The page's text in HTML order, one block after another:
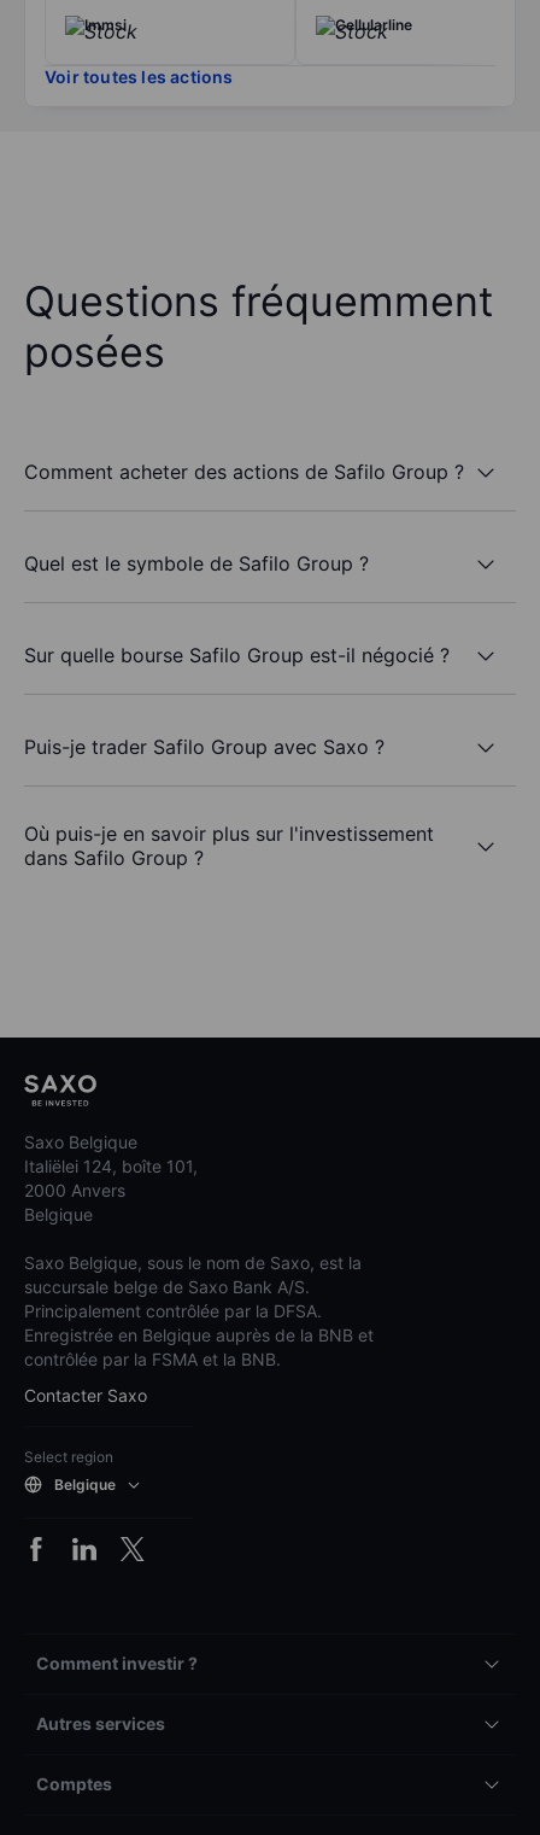
Immsi Cellularline
Voir toutes les actions
Questions fréquemment
posées
Comment acheter des actions de Safilo Group ?
Quel est le symbole de Safilo Group ?
Sur quelle bourse Safilo Group est-il négocié ?
Puis-je trader Safilo Group avec Saxo ?
Où puis-je en savoir plus sur l'investissement
dans Safilo Group ?
Saxo Belgique
Italiëlei 124, boîte 101,
2000 Anvers
Belgique
Saxo Belgique, sous le nom de Saxo, est la
succursale belge de Saxo Bank A/S.
Principalement contrôlée par la DFSA.
Enregistrée en Belgique auprès de la BNB et
contrôlée par la FSMA et la BNB.
Contacter Saxo
Select region
Belgique
Comment investir ?
Autres services
Comptes